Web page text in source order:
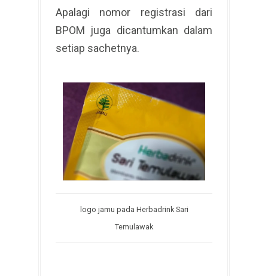
Apalagi nomor registrasi dari
BPOM juga dicantumkan dalam
setiap sachetnya.
logo jamu pada Herbadrink Sari
Temulawak